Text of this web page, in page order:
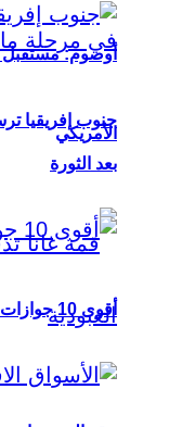
أوصوم: مستقبل
الأمريكي
جنوب إفريقيا
بعد الثورة
أقوى 10 جوازات سفر في إفريقيا لعام 2026